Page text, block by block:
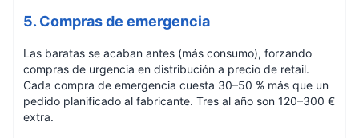
5. Compras de emergencia
Las baratas se acaban antes (más consumo), forzando
compras de urgencia en distribución a precio de retail.
Cada compra de emergencia cuesta 30–50 % más que un
pedido planificado al fabricante. Tres al año son 120–300 €
extra.